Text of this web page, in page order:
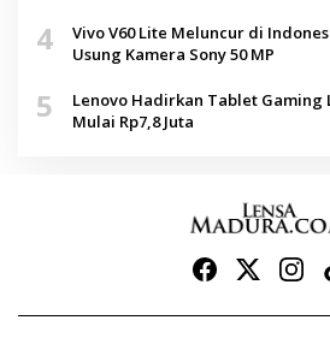
4
Vivo V60 Lite Meluncur di
Usung Kamera Sony 50 MP
5
Lenovo Hadirkan Tablet Gaming
Mulai Rp7,8 Juta